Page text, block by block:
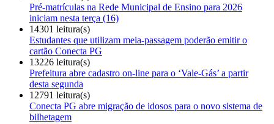
Pré-matrículas na Rede Municipal de Ensino para 2026
iniciam nesta terça (16)
14301 leitura(s)
Estudantes que utilizam meia-passagem poderão emitir o
cartão Conecta PG
13226 leitura(s)
Prefeitura abre cadastro on-line para o ‘Vale-Gás’ a partir
desta segunda
12791 leitura(s)
Conecta PG abre migração de idosos para o novo sistema de
bilhetagem